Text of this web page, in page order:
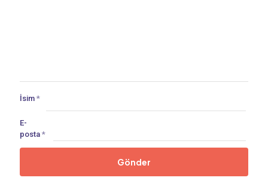
İsim *
E-
posta *